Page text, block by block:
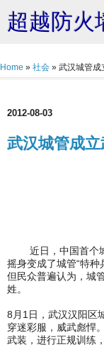
超越防火
Home » 社会 » 武汉城管成
2012-08-03
武汉城管成
近日，中国首个城
摇身变成了城管“特种
但民众普遍认为，城
姓。
8月1日，武汉汉阳区
穿迷彩服，威武彪悍
武装，进行正规训练